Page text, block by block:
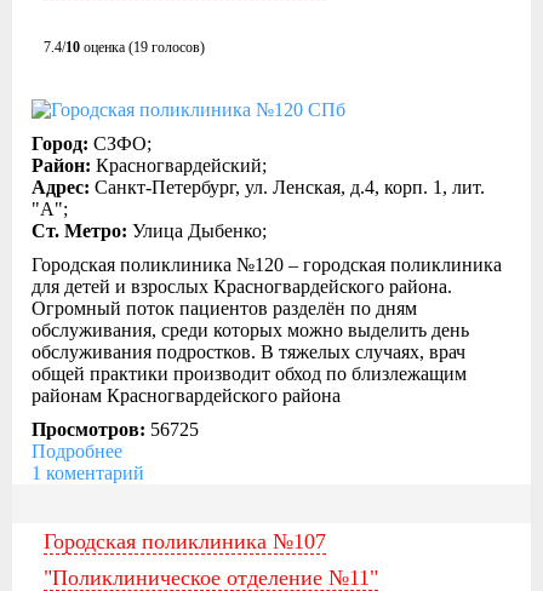
7.4/10 оценка (19 голосов)
Город: СЗФО;
Район: Красногвардейский;
Адрес: Санкт-Петербург, ул. Ленская, д.4, корп. 1, лит.
"А";
Ст. Метро: Улица Дыбенко;
Городская поликлиника №120 – городская поликлиника
для детей и взрослых Красногвардейского района.
Огромный поток пациентов разделён по дням
обслуживания, среди которых можно выделить день
обслуживания подростков. В тяжелых случаях, врач
общей практики производит обход по близлежащим
районам Красногвардейского района
Просмотров: 56725
Подробнее
1 коментарий
Городская поликлиника №107
"Поликлиническое отделение №11"